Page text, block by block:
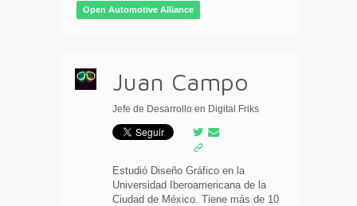
Open Automotive Alliance
Juan Campo
Jefe de Desarrollo en Digital Friks
Estudió Diseño Gráfico en la
Universidad Iberoamericana de la
Ciudad de México. Tiene más de 10